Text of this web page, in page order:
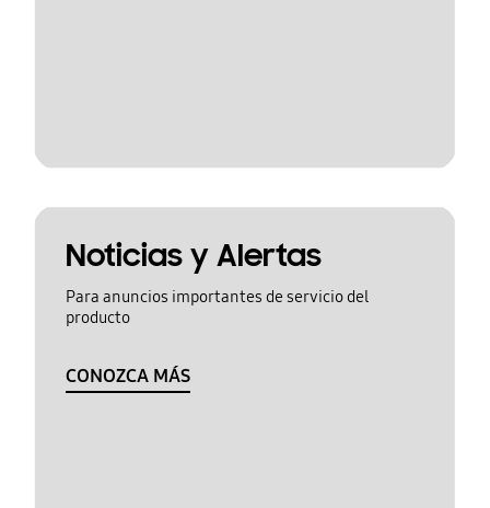
Noticias y Alertas
Para anuncios importantes de servicio del
producto
CONOZCA MÁS